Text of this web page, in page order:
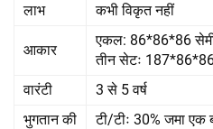
लाभ
कभी विकृत नहीं
आकार
एकल: 86*86*86
तीन सेटः
वारंटी
3 से 5 वर्ष
भुगतान की
टी/टीः 30% जमा एक